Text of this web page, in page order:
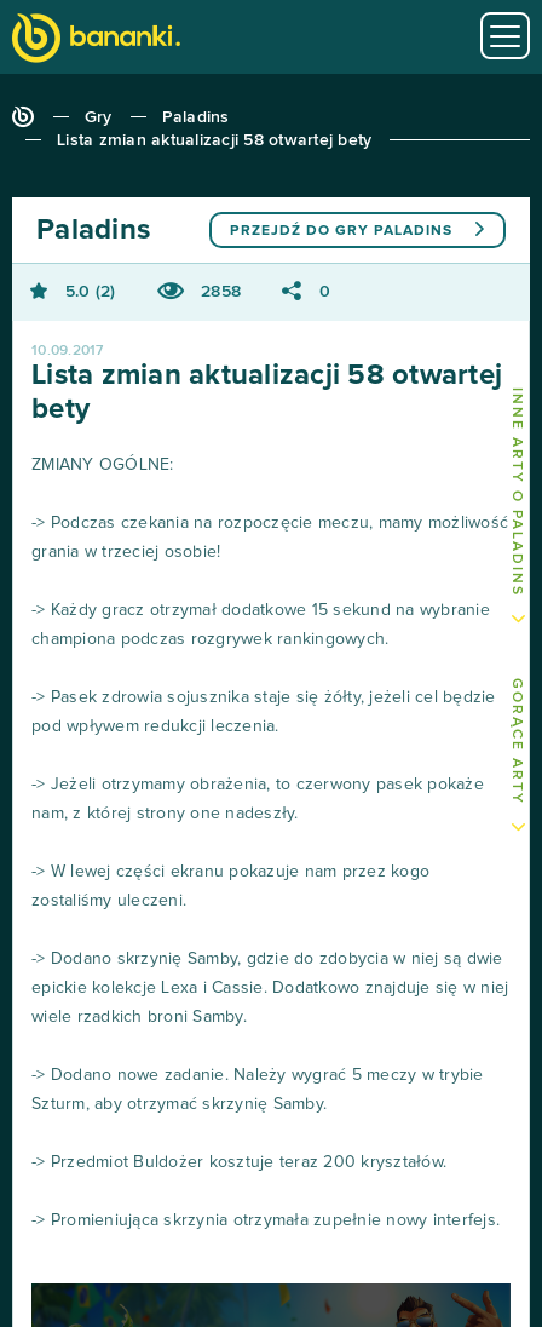
Gry
Paladins
Lista zmian aktualizacji 58 otwartej bety
INNE ARTY O PALADINS
GORĄCE ARTY
PRZEJDŹ DO GRY PALADINS
Paladins
5.0 2 2858 0
10.09.2017
Lista zmian aktualizacji 58 otwartej
bety
ZMIANY OGÓLNE:
-> Podczas czekania na rozpoczęcie meczu, mamy możliwość
grania w trzeciej osobie!
-> Każdy gracz otrzymał dodatkowe 15 sekund na wybranie
championa podczas rozgrywek rankingowych.
-> Pasek zdrowia sojusznika staje się żółty, jeżeli cel będzie
pod wpływem redukcji leczenia.
-> Jeżeli otrzymamy obrażenia, to czerwony pasek pokaże
nam, z której strony one nadeszły.
-> W lewej części ekranu pokazuje nam przez kogo
zostaliśmy uleczeni.
-> Dodano skrzynię Samby, gdzie do zdobycia w niej są dwie
epickie kolekcje Lexa i Cassie. Dodatkowo znajduje się w niej
wiele rzadkich broni Samby.
-> Dodano nowe zadanie. Należy wygrać 5 meczy w trybie
Szturm, aby otrzymać skrzynię Samby.
-> Przedmiot Buldożer kosztuje teraz 200 kryształów.
-> Promieniująca skrzynia otrzymała zupełnie nowy interfejs.